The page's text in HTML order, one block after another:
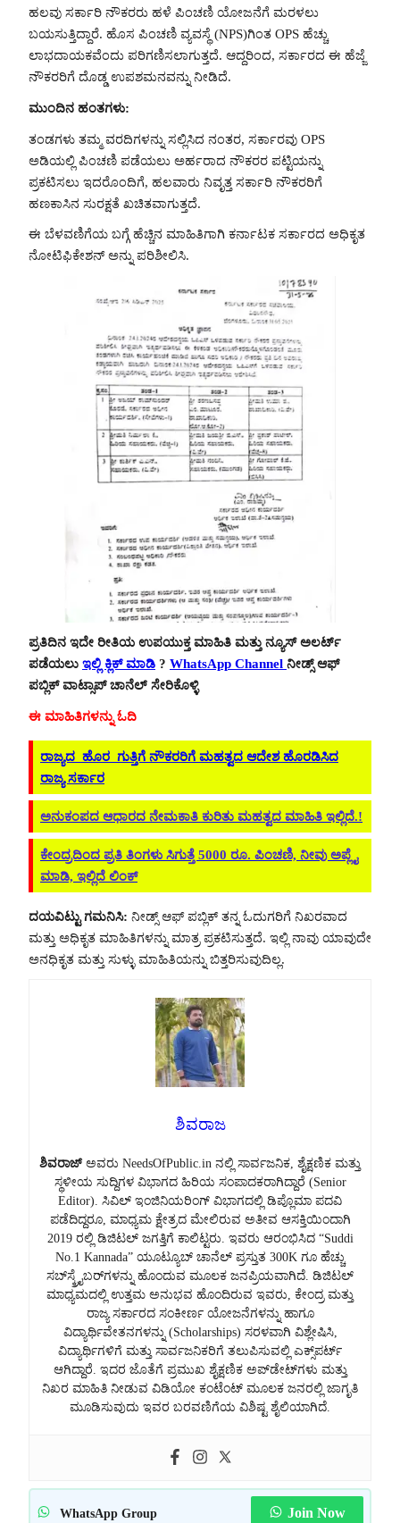
ಹಲವು ಸರ್ಕಾರಿ ನೌಕರರು ಹಳೆ ಪಿಂಚಣಿ ಯೋಜನೆಗೆ ಮರಳಲು
ಬಯಸುತ್ತಿದ್ದಾರೆ. ಹೊಸ ಪಿಂಚಣಿ ವ್ಯವಸ್ಥೆ (NPS)ಗಿಂತ OPS ಹೆಚ್ಚು
ಲಾಭದಾಯಕವೆಂದು ಪರಿಗಣಿಸಲಾಗುತ್ತದೆ. ಆದ್ದರಿಂದ, ಸರ್ಕಾರದ ಈ ಹೆಜ್ಜೆ
ನೌಕರರಿಗೆ ದೊಡ್ಡ ಉಪಶಮನವನ್ನು ನೀಡಿದೆ.
ಮುಂದಿನ ಹಂತಗಳು:
ತಂಡಗಳು ತಮ್ಮ ವರದಿಗಳನ್ನು ಸಲ್ಲಿಸಿದ ನಂತರ, ಸರ್ಕಾರವು OPS
ಅಡಿಯಲ್ಲಿ ಪಿಂಚಣಿ ಪಡೆಯಲು ಅರ್ಹರಾದ ನೌಕರರ ಪಟ್ಟಿಯನ್ನು
ಪ್ರಕಟಿಸಲು ಇದರೊಂದಿಗೆ, ಹಲವಾರು ನಿವೃತ್ತ ಸರ್ಕಾರಿ ನೌಕರರಿಗೆ
ಹಣಕಾಸಿನ ಸುರಕ್ಷತೆ ಖಚಿತವಾಗುತ್ತದೆ.
ಈ ಬೆಳವಣಿಗೆಯ ಬಗ್ಗೆ ಹೆಚ್ಚಿನ ಮಾಹಿತಿಗಾಗಿ ಕರ್ನಾಟಕ ಸರ್ಕಾರದ ಅಧಿಕೃತ
ನೋಟಿಫಿಕೇಶನ್ ಅನ್ನು ಪರಿಶೀಲಿಸಿ.
ಪ್ರತಿದಿನ ಇದೇ ರೀತಿಯ ಉಪಯುಕ್ತ ಮಾಹಿತಿ ಮತ್ತು ನ್ಯೂಸ್ ಅಲರ್ಟ್
ಪಡೆಯಲು ಇಲ್ಲಿ ಕ್ಲಿಕ್ ಮಾಡಿ ? WhatsApp Channel ನೀಡ್ಸ್ ಆಫ್
ಪಬ್ಲಿಕ್ ವಾಟ್ಸಾಪ್ ಚಾನೆಲ್ ಸೇರಿಕೊಳ್ಳಿ
ಈ ಮಾಹಿತಿಗಳನ್ನು ಓದಿ
ರಾಜ್ಯದ ಹೊರ ಗುತ್ತಿಗೆ ನೌಕರರಿಗೆ ಮಹತ್ವದ ಆದೇಶ ಹೊರಡಿಸಿದ
ರಾಜ್ಯ ಸರ್ಕಾರ
ಅನುಕಂಪದ ಆಧಾರದ ನೇಮಕಾತಿ ಕುರಿತು ಮಹತ್ವದ ಮಾಹಿತಿ ಇಲ್ಲಿದೆ.!
ಕೇಂದ್ರದಿಂದ ಪ್ರತಿ ತಿಂಗಳು ಸಿಗುತ್ತೆ 5000 ರೂ. ಪಿಂಚಣಿ, ನೀವು ಅಪ್ಲೈ
ಮಾಡಿ, ಇಲ್ಲಿದೆ ಲಿಂಕ್
ದಯವಿಟ್ಟು ಗಮನಿಸಿ: ನೀಡ್ಸ್ ಆಫ್ ಪಬ್ಲಿಕ್ ತನ್ನ ಓದುಗರಿಗೆ ನಿಖರವಾದ
ಮತ್ತು ಅಧಿಕೃತ ಮಾಹಿತಿಗಳನ್ನು ಮಾತ್ರ ಪ್ರಕಟಿಸುತ್ತದೆ. ಇಲ್ಲಿ ನಾವು ಯಾವುದೇ
ಅನಧಿಕೃತ ಮತ್ತು ಸುಳ್ಳು ಮಾಹಿತಿಯನ್ನು ಬಿತ್ತರಿಸುವುದಿಲ್ಲ.
ಶಿವರಾಜ
ಶಿವರಾಜ್ಅವರು NeedsOfPublic.in ನಲ್ಲಿ ಸಾರ್ವಜನಿಕ, ಶೈಕ್ಷಣಿಕ ಮತ್ತು
ಸ್ಥಳೀಯ ಸುದ್ದಿಗಳ ವಿಭಾಗದ ಹಿರಿಯ ಸಂಪಾದಕರಾಗಿದ್ದಾರೆ (Senior
Editor). ಸಿವಿಲ್ ಇಂಜಿನಿಯರಿಂಗ್ ವಿಭಾಗದಲ್ಲಿ ಡಿಪ್ಲೊಮಾ ಪದವಿ
ಪಡೆದಿದ್ದರೂ, ಮಾಧ್ಯಮ ಕ್ಷೇತ್ರದ ಮೇಲಿರುವ ಅತೀವ ಆಸಕ್ತಿಯಿಂದಾಗಿ
2019 ರಲ್ಲಿ ಡಿಜಿಟಲ್ ಜಗತ್ತಿಗೆ ಕಾಲಿಟ್ಟರು. ಇವರು ಆರಂಭಿಸಿದ “Suddi
No.1 Kannada” ಯೂಟ್ಯೂಬ್ ಚಾನೆಲ್ ಪ್ರಸ್ತುತ 300K ಗೂ ಹೆಚ್ಚು
ಸಬ್‌ಸ್ಕ್ರೈಬರ್‌ಗಳನ್ನು ಹೊಂದುವ ಮೂಲಕ ಜನಪ್ರಿಯವಾಗಿದೆ. ಡಿಜಿಟಲ್
ಮಾಧ್ಯಮದಲ್ಲಿ ಉತ್ತಮ ಅನುಭವ ಹೊಂದಿರುವ ಇವರು, ಕೇಂದ್ರ ಮತ್ತು
ರಾಜ್ಯ ಸರ್ಕಾರದ ಸಂಕೀರ್ಣ ಯೋಜನೆಗಳನ್ನು ಹಾಗೂ
ವಿದ್ಯಾರ್ಥಿವೇತನಗಳನ್ನು (Scholarships) ಸರಳವಾಗಿ ವಿಶ್ಲೇಷಿಸಿ,
ವಿದ್ಯಾರ್ಥಿಗಳಿಗೆ ಮತ್ತು ಸಾರ್ವಜನಿಕರಿಗೆ ತಲುಪಿಸುವಲ್ಲಿ ಎಕ್ಸ್‌ಪರ್ಟ್
ಆಗಿದ್ದಾರೆ. ಇದರ ಜೊತೆಗೆ ಪ್ರಮುಖ ಶೈಕ್ಷಣಿಕ ಅಪ್‌ಡೇಟ್‌ಗಳು ಮತ್ತು
ನಿಖರ ಮಾಹಿತಿ ನೀಡುವ ವಿಡಿಯೋ ಕಂಟೆಂಟ್ ಮೂಲಕ ಜನರಲ್ಲಿ ಜಾಗೃತಿ
ಮೂಡಿಸುವುದು ಇವರ ಬರವಣಿಗೆಯ ವಿಶಿಷ್ಟ ಶೈಲಿಯಾಗಿದೆ.
WhatsApp Group Join Now